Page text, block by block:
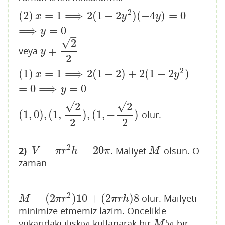
(2) x = 1 ⟹ 2(1 − 2y2)(−4y) = 0
⟹ y = 0
(2)x =1 ⟹ 2 1−2y 2)(−4 y)= 0⟹y=0
veya y ∓
2
–
√
2
y∓2 2
(1) x = 1 ⟹ 2(1 − 2) + 2(1 − 2y2 )
= 0 ⟹ y = 0
(1)x =1 ⟹ 2 1−2)+ 2(1− 2y 2)= 0⟹y=0
(1,0), (1,
2
–
√
2
), (1, −
2
–
√
2
)
(1,0 ),(1, 22), 1,−2 2) olur.
2) V = πr2h = 20π
V= πr 2h=20π . MaliyetM
M
olsun. O
zaman
M = (2πr2 )10 + (2πrh)8
M= 2π r2)10+ (2πr h)8
olur. Mailyeti
minimize etmemiz lazim. Oncelikle